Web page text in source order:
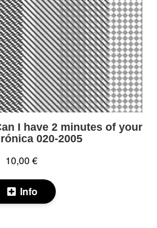
I have 2 minutes of your
020-2005
10,00 €
Info